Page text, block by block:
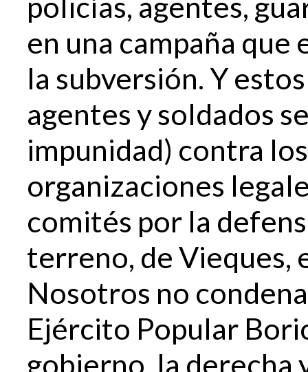
en una campaña
la subversión. Y
agentes y soldados
impunidad) contra
organizaciones
comités por la
terreno, de Vieques,
Nosotros no
Ejército Popular
gobierno, la derecha